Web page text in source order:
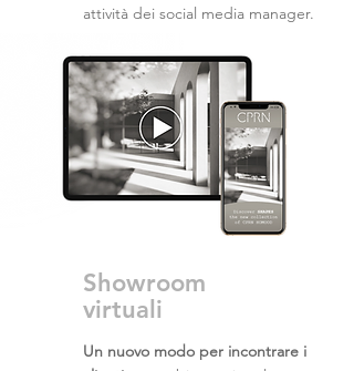
attività dei social media manager.
Showroom
virtuali
Un nuovo modo per incontrare i